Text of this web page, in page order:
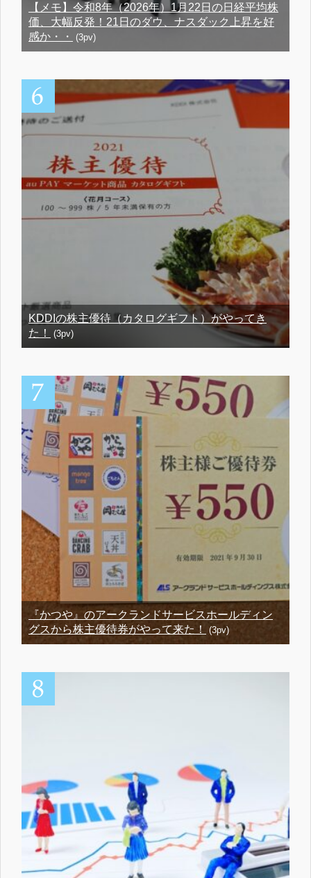
【メモ】令和8年（2026年）1月22日の日経平均株
価、大幅反発！21日のダウ、ナスダック上昇を好
感か・・
(3pv)
KDDIの株主優待（カタログギフト）がやってき
た！
(3pv)
『かつや』のアークランドサービスホールディン
グスから株主優待券がやって来た！
(3pv)